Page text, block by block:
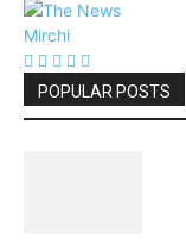
POPULAR POSTS